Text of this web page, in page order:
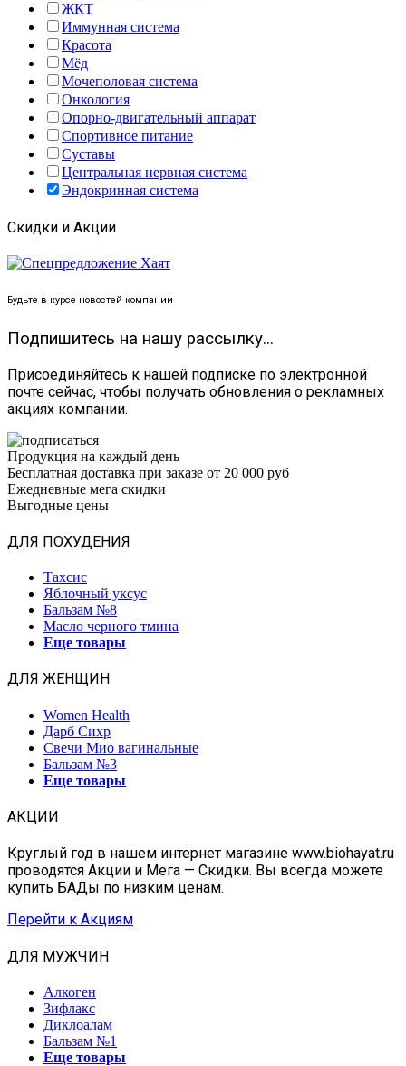
ЖКТ
Иммунная система
Красота
Мёд
Мочеполовая система
Онкология
Опорно-двигательный аппарат
Спортивное питание
Суставы
Центральная нервная система
Эндокринная система
Скидки и Акции
Будьте в курсе новостей компании
Подпишитесь на нашу рассылку...
Присоединяйтесь к нашей подписке по электронной
почте сейчас, чтобы получать обновления о рекламных
акциях компании.
Продукция на каждый день
Бесплатная доставка при заказе от 20 000 руб
Ежедневные мега скидки
Выгодные цены
ДЛЯ ПОХУДЕНИЯ
Тахсис
Яблочный уксус
Бальзам №8
Масло черного тмина
Еще товары
ДЛЯ ЖЕНЩИН
Women Health
Дарб Сихр
Свечи Мио вагинальные
Бальзам №3
Еще товары
АКЦИИ
Круглый год в нашем интернет магазине www.biohayat.ru
проводятся Акции и Мега — Скидки. Вы всегда можете
купить БАДы по низким ценам.
Перейти к Акциям
ДЛЯ МУЖЧИН
Алкоген
Зифлакс
Диклоалам
Бальзам №1
Еще товары